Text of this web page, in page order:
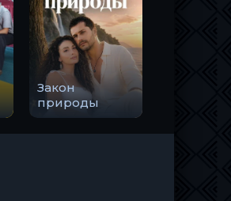
Закон
природы